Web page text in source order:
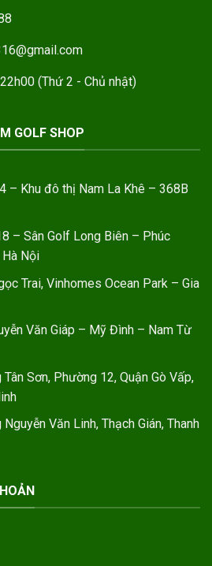
(Thứ 2 - Chủ nhật)
GOLF SHOP
– Khu đô thị Nam La Khê – 368B
– Sân Golf Long Biên – Phúc
Nội
Trai, Vinhomes Ocean Park – Gia
Văn Giáp – Mỹ Đình – Nam Từ
Sơn, Phường 12, Quận Gò Vấp,
Văn Linh, Thạch Gián, Thanh